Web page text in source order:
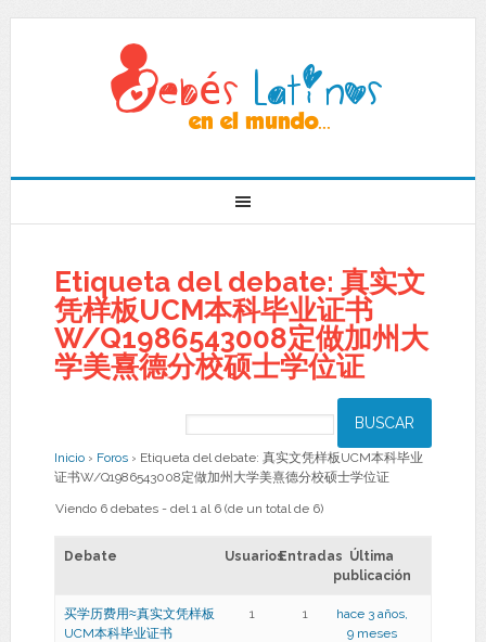
Etiqueta del debate: 真实文
凭样板UCM本科毕业证书
W/Q1986543008定做加州大
学美熹德分校硕士学位证
Inicio › Foros › Etiqueta del debate: 真实文凭样板UCM本科毕业
证书W/Q1986543008定做加州大学美熹德分校硕士学位证
Viendo 6 debates - del 1 al 6 (de un total de 6)
Debate UsuariosEntradas Última
publicación
买学历费用≈真实文凭样板
UCM本科毕业证书
1 1
hace 3 años,
9 meses